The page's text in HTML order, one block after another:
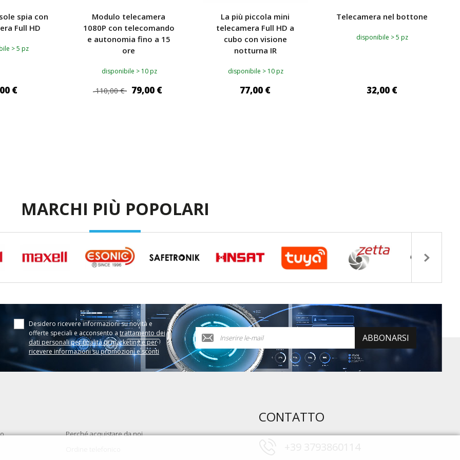
spia con
Full HD
> 5 pz
€
Modulo telecamera
1080P con telecomando
e autonomia fino a 15
ore
disponibile > 10 pz
110,00 € 79,00 €
La più piccola mini
telecamera Full HD a
cubo con visione
notturna IR
disponibile > 10 pz
77,00 €
Telecamera nel bottone
disponibile > 5 pz
32,00 €
MARCHI PIÙ POPOLARI
Desidero ricevere informazioni su novità e
offerte speciali e acconsento a trattamento dei
dati personali per finalità di marketing e per
ricevere informazioni su promozioni e sconti
ABBONARSI
Perché acquistare da noi
CONTATTO